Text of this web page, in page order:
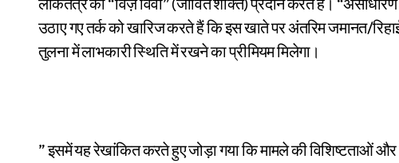
उठाए गए तर्क को खारिज करते हैं कि इस खाते पर अंतरिम जमानत/
तुलना में लाभकारी स्थिति में रखने का प्रीमियम मिलेगा।
” इसमें यह रेखांकित करते हुए जोड़ा गया कि मामले की विशिष्टताओं